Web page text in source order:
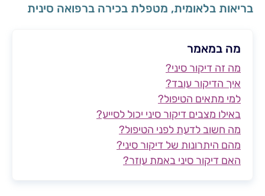
בריאות בלאומית, מטפלת בכירה ברפואה סינית
מה במאמר
מה זה דיקור סיני?
איך הדיקור עובד?
למי מתאים הטיפול?
באילו מצבים דיקור סיני יכול לסייע?
מה חשוב לדעת לפני הטיפול?
מהם היתרונות של דיקור סיני?
האם דיקור סיני באמת עוזר?